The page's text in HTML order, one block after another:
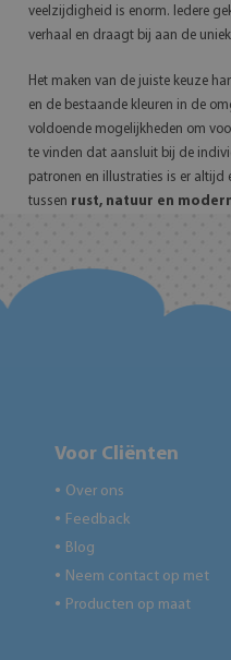
veelzijdigheid is enorm. Iedere
verhaal en draagt bij aan de
Het maken van de juiste keuze
en de bestaande kleuren in de
voldoende mogelijkheden om
te vinden dat aansluit bij de
patronen en illustraties is er altijd
tussen rust, natuur en
Voor Cliënten
● Over ons
● Feedback
● Blog
● Neem contact op met
● Producten op maat